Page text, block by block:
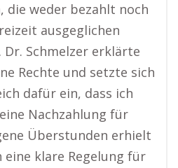
die weder bezahlt noch
ausgeglichen
Dr. Schmelzer erklärte
Rechte und setzte sich
dafür ein, dass ich
Nachzahlung für
Überstunden erhielt
eine klare Regelung für